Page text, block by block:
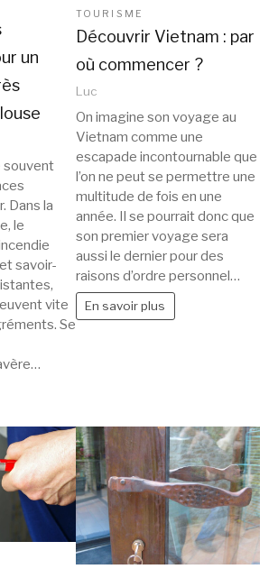
un
souvent
Dans la
le
savoir-
vite
Se
TOURISME
Découvrir Vietnam : par
où commencer ?
Luc
On imagine son voyage au
Vietnam comme une
escapade incontournable que
l’on ne peut se permettre une
multitude de fois en une
année. Il se pourrait donc que
son premier voyage sera
aussi le dernier pour des
raisons d’ordre personnel…
En savoir plus